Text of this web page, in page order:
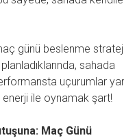
günü beslenme
sahada
uçurumlar
ile oynamak şart!
Maç Günü